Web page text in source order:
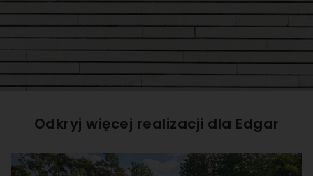
Odkryj więcej realizacji dla Edgar